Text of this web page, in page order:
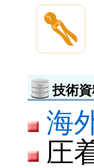
技術
海
圧